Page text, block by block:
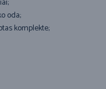
oda;
komplekte;